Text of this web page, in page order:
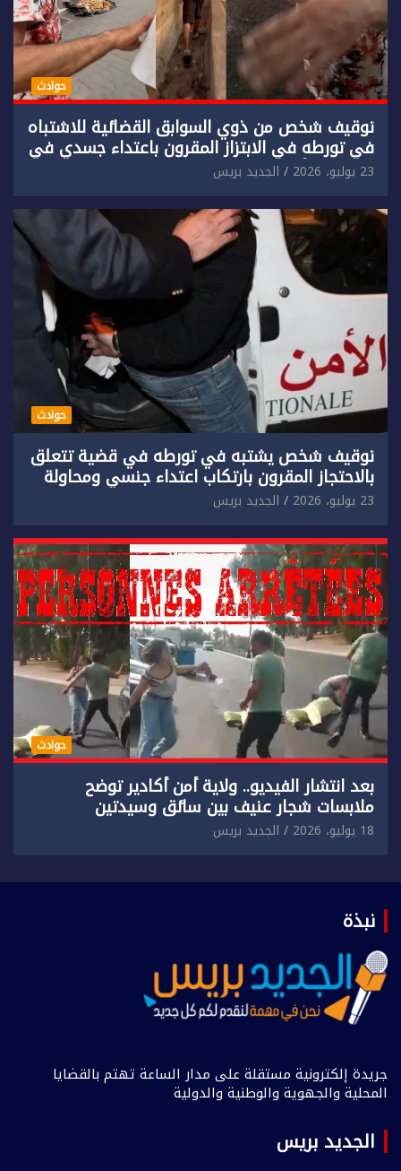
حوادث
توقيف شخص من ذوي السوابق القضائية للاشتباه
في تورطه في الابتزاز المقرون باعتداء جسدي في
حق سائح أجنبي.
23 يوليو، 2026 الجديد بريس
حوادث
توقيف شخص يشتبه في تورطه في قضية تتعلق
بالاحتجاز المقرون بارتكاب اعتداء جنسي ومحاولة
إضرام النار عمدا.
23 يوليو، 2026 الجديد بريس
حوادث
بعد انتشار الفيديو.. ولاية أمن أكادير توضح
ملابسات شجار عنيف بين سائق وسيدتين
18 يوليو، 2026 الجديد بريس
نبذة
جريدة إلكترونية مستقلة على مدار الساعة تهتم بالقضايا
المحلية والجهوية والوطنية والدولية
الجديد بريس